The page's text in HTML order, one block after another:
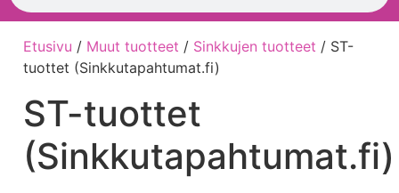
Etusivu / Muut tuotteet / Sinkkujen tuotteet / ST-
tuottet (Sinkkutapahtumat.fi)
ST-tuottet
(Sinkkutapahtumat.fi)